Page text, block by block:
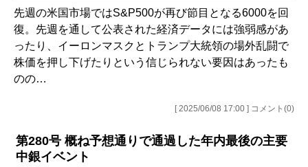
先週の米国市場ではS&P500が再び節目となる6000を回
復。先週を通して公表された経済データには強弱感があ
ったり、イーロンマスクとトランプ大統領の場外乱闘で
株価を押し下げたりという信じられない要因はあったも
のの…
[ 2025/06/08 17:00 ] コメント(0)
第280号 概ね予想通りで通過した年内最後の主要
中銀イベント